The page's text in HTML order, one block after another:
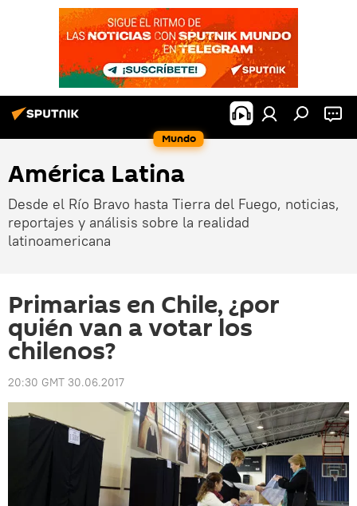
Mundo
América Latina
Desde el Río Bravo hasta Tierra del Fuego, noticias,
reportajes y análisis sobre la realidad
latinoamericana
Primarias en Chile, ¿por
quién van a votar los
chilenos?
20:30 GMT 30.06.2017